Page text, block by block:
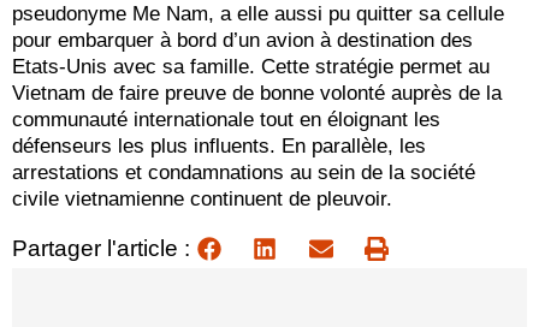
pseudonyme Me Nam, a elle aussi pu quitter sa cellule
pour embarquer à bord d’un avion à destination des
Etats-Unis avec sa famille. Cette stratégie permet au
Vietnam de faire preuve de bonne volonté auprès de la
communauté internationale tout en éloignant les
défenseurs les plus influents. En parallèle, les
arrestations et condamnations au sein de la société
civile vietnamienne continuent de pleuvoir.
Partager l'article :